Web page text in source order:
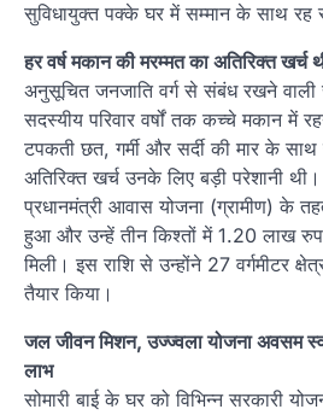
सुविधायुक्त पक्के घर में सम्मान के साथ रह
हर वर्ष मकान की मरम्मत का अतिरिक्त खर्च
अनुसूचित जनजाति वर्ग से संबंध रखने वाली
सदस्यीय परिवार वर्षों तक कच्चे मकान में
टपकती छत, गर्मी और सर्दी की मार के साथ
अतिरिक्त खर्च उनके लिए बड़ी परेशानी
प्रधानमंत्री आवास योजना (ग्रामीण) के
हुआ और उन्हें तीन किश्तों में 1.20 लाख
मिली। इस राशि से उन्होंने 27 वर्गमीटर
तैयार किया।
जल जीवन मिशन, उज्ज्वला योजना अवसम
लाभ
सोमारी बाई के घर को विभिन्न सरकारी